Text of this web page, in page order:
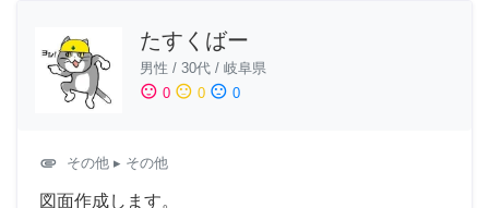
たすくばー
男性 / 30代 / 岐阜県
sentiment_satisfied 0 sentiment_neutral 0 sentiment_dissatisfied 0
attachment その他 ▸ その他
図面作成します。